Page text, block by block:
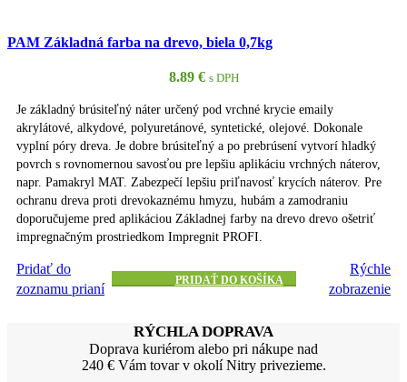
PAM Základná farba na drevo, biela 0,7kg
8.89 € s DPH
Je základný brúsiteľný náter určený pod vrchné krycie emaily
akrylátové, alkydové, polyuretánové, syntetické, olejové. Dokonale
vyplní póry dreva. Je dobre brúsiteľný a po prebrúsení vytvorí hladký
povrch s rovnomernou savosťou pre lepšiu aplikáciu vrchných náterov,
napr. Pamakryl MAT. Zabezpečí lepšiu priľnavosť krycích náterov. Pre
ochranu dreva proti drevokaznému hmyzu, hubám a zamodraniu
doporučujeme pred aplikáciou Základnej farby na drevo drevo ošetriť
impregnačným prostriedkom Impregnit PROFI.
Pridať do
zoznamu prianí
PRIDAŤ DO KOŠÍKA
Rýchle
zobrazenie
RÝCHLA DOPRAVA
Doprava kuriérom alebo pri nákupe nad
240 € Vám tovar v okolí Nitry privezieme.